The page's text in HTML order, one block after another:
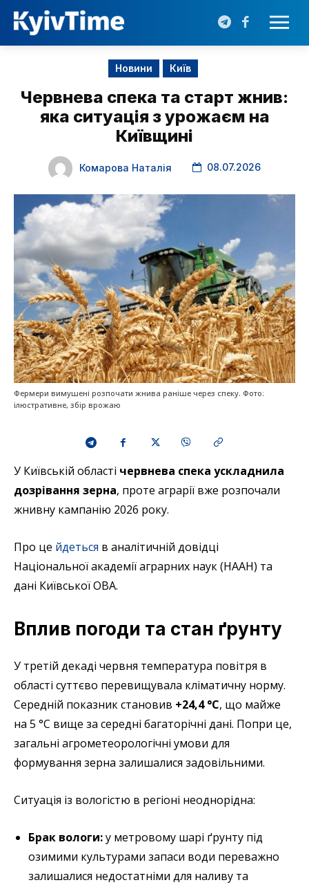
Новини Київ
Червнева спека та старт жнив:
яка ситуація з урожаєм на
Київщині
Комарова Наталія 08.07.2026
Фермери вимушені розпочати жнива раніше через спеку. Фото:
ілюстративне, збір врожаю
У Київській області червнева спека ускладнила
дозрівання зерна, проте аграрії вже розпочали
жнивну кампанію 2026 року.
Про це йдеться в аналітичній довідці
Національної академії аграрних наук (НААН) та
дані Київської ОВА.
Вплив погоди та стан ґрунту
У третій декаді червня температура повітря в
області суттєво перевищувала кліматичну норму.
Середній показник становив +24,4 °С, що майже
на 5 °С вище за середні багаторічні дані. Попри це,
загальні агрометеорологічні умови для
формування зерна залишалися задовільними.
Ситуація із вологістю в регіоні неоднорідна:
Брак вологи:у метровому шарі ґрунту під
озимими культурами запаси води переважно
залишалися недостатніми для наливу та